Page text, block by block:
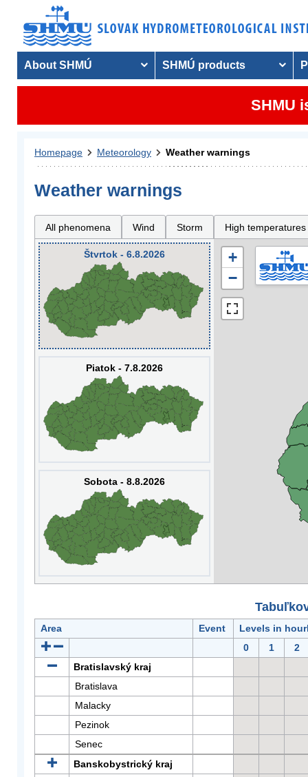
About SHMÚ SHMÚ products
SHMU
Homepage Meteorology Weather warnings
Weather warnings
All phenomena Wind Storm High temperatures
Štvrtok - 6.8.2026
Piatok - 7.8.2026
Sobota - 8.8.2026
+
−
Area Event
Levels in
0
1
2
Bratislavský kraj
Bratislava
Malacky
Pezinok
Senec
Banskobystrický kraj